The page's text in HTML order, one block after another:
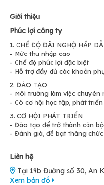
Giới thiệu
Phúc lợi công ty
1. CHẾ ĐỘ ĐÃI NGHỘ HẤP
- Mức thu nhập cao
- Chế độ phúc lợi đặc biệt
- Hỗ trợ đầy đủ các khoản
2. ĐÀO TẠO
- Môi trường làm việc chuyên
- Có cơ hội học tập, phát
3. CƠ HỘI PHÁT TRIỂN
- Đào tạo để trở thành cán
- Đánh giá, đề bạt thăng chức
Liên hệ
Tại 19b Đường số 30, An
Xem bản đồ